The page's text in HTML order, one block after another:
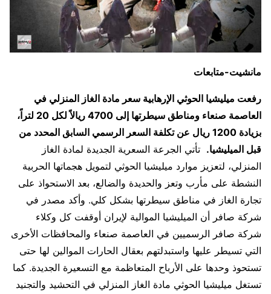
مانشيت-متابعات
رفعت ميليشيا الحوثي الإرهابية سعر مادة الغاز المنزلي في
العاصمة صنعاء ومناطق سيطرتها إلى 4700 ريالاً لكل 20 لتراً،
بزيادة 1200 ريال عن تكلفة السعر الرسمي السابق المحدد من
قبل الميليشيا. تأتي الجرعة السعرية الجديدة لمادة الغاز
المنزلي، لتعزيز موارد ميليشيا الحوثي لتمويل هجماتها الحربية
النشطة على مأرب وتعز والحديدة والضالع، بعد الاستحواذ على
تجارة الغاز في مناطق سيطرتها بشكل كلي. وأكد مصدر في
شركة صافر أن الميليشيا الموالية لإيران أوقفت كل وكلاء
شركة صافر الرسميين في العاصمة صنعاء والمحافظات الأخرى
التي تسيطر عليها واستبدلتهم بعقال الحارات الموالين لها حتى
تستحوذ وحدها على الأرباح المتعاظمة مع التسعيرة الجديدة. كما
تستغل ميليشيا الحوثي مادة الغاز المنزلي في التحشيد والتجنيد